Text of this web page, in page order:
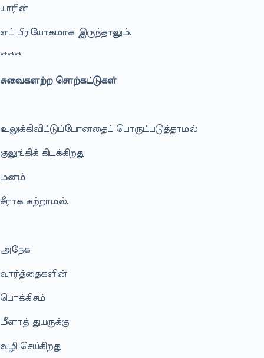
யாரின்
எப் பிரயோகமாக இருந்தாலும்.
******
சுவைகளற்ற சொற்கட்டுகள்
உலுக்கிவிட்டுப்போனதைப் பொருட்படுத்தாமல்
குலுங்கிக் கிடக்கிறது
மனம்
சீராக சுற்றாமல்.
அநேக
வார்த்தைகளின்
பொக்கிசம்
மீளாத் துயருக்கு
வழி செய்கிறது